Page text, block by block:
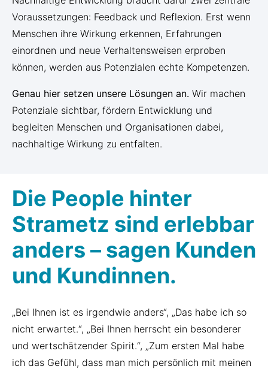
Voraussetzungen: Feedback und Reflexion. Erst wenn
Menschen ihre Wirkung erkennen, Erfahrungen
einordnen und neue Verhaltensweisen erproben
können, werden aus Potenzialen echte Kompetenzen.
Genau hier setzen unsere Lösungen an. Wir machen
Potenziale sichtbar, fördern Entwicklung und
begleiten Menschen und Organisationen dabei,
nachhaltige Wirkung zu entfalten.
Die People hinter
Strametz sind erlebbar
anders – sagen Kunden
und Kundinnen.
„Bei Ihnen ist es irgendwie anders“, „Das habe ich so
nicht erwartet.“, „Bei Ihnen herrscht ein besonderer
und wertschätzender Spirit.“, „Zum ersten Mal habe
ich das Gefühl, dass man mich persönlich mit meinen